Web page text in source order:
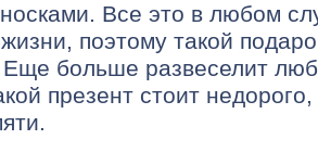
Все это в любом
поэтому такой
больше развеселит
презент стоит